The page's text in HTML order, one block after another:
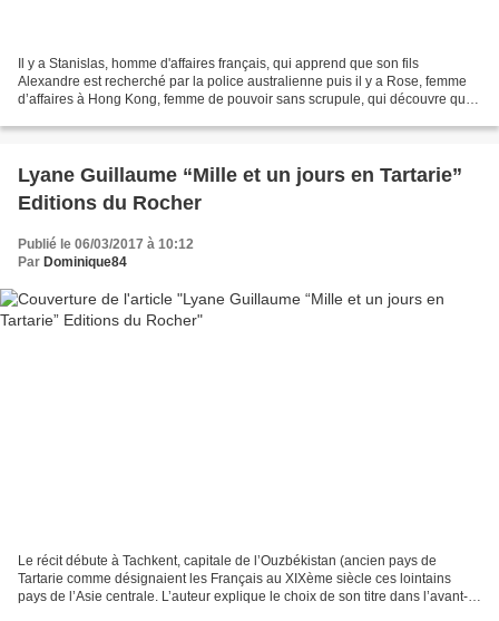
Il y a Stanislas, homme d'affaires français, qui apprend que son fils
Alexandre est recherché par la police australienne puis il y a Rose, femme
d’affaires à Hong Kong, femme de pouvoir sans scrupule, qui découvre que
Lyane Guillaume “Mille et un jours en Tartarie”
Editions du Rocher
Publié le 06/03/2017 à 10:12
Par Dominique84
Le récit débute à Tachkent, capitale de l’Ouzbékistan (ancien pays de
Tartarie comme désignaient les Français au XIXème siècle ces lointains
pays de l’Asie centrale. L’auteur explique le choix de son titre dans l’avant-